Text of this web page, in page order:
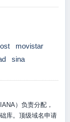
movistar
sina
）负责分配，
库。顶级域名申请